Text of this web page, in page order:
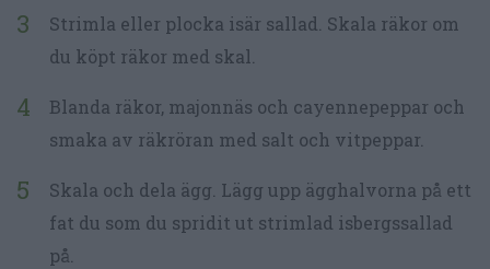
Strimla eller plocka isär sallad. Skala räkor om
du köpt räkor med skal.
Blanda räkor, majonnäs och cayennepeppar och
smaka av räkröran med salt och vitpeppar.
Skala och dela ägg. Lägg upp ägghalvorna på ett
fat du som du spridit ut strimlad isbergssallad
på.